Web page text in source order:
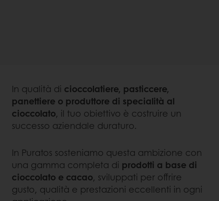
In qualità di cioccolatiere, pasticcere,
panettiere o produttore di specialità al
cioccolato, il tuo obiettivo è costruire un
successo aziendale duraturo.
In Puratos sosteniamo questa ambizione con
una gamma completa di prodotti a base di
cioccolato e cacao, sviluppati per offrire
gusto, qualità e prestazioni eccellenti in ogni